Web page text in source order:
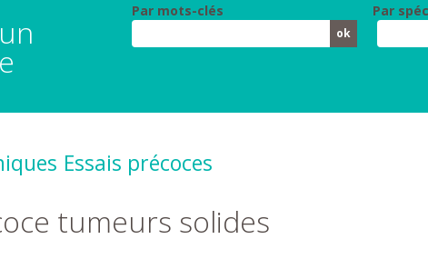
Par mots-clés Par
Essais précoces
tumeurs solides